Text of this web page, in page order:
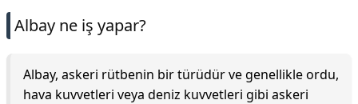
Albay ne iş yapar?
Albay, askeri rütbenin bir türüdür ve genellikle ordu,
hava kuvvetleri veya deniz kuvvetleri gibi askeri